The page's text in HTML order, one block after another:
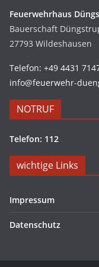
Feuerwehrhaus
Bauerschaft
27793 Wildeshausen
Telefon: +49 4431
info@feuerwehr-
NOTRUF
Telefon: 112
wichtige Links
Impressum
Datenschutz